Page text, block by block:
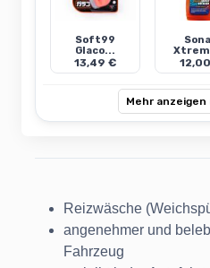
Soft99
Glaco...
13,49 €
Mehr
Reizwäsche
angenehmer und
Fahrzeug